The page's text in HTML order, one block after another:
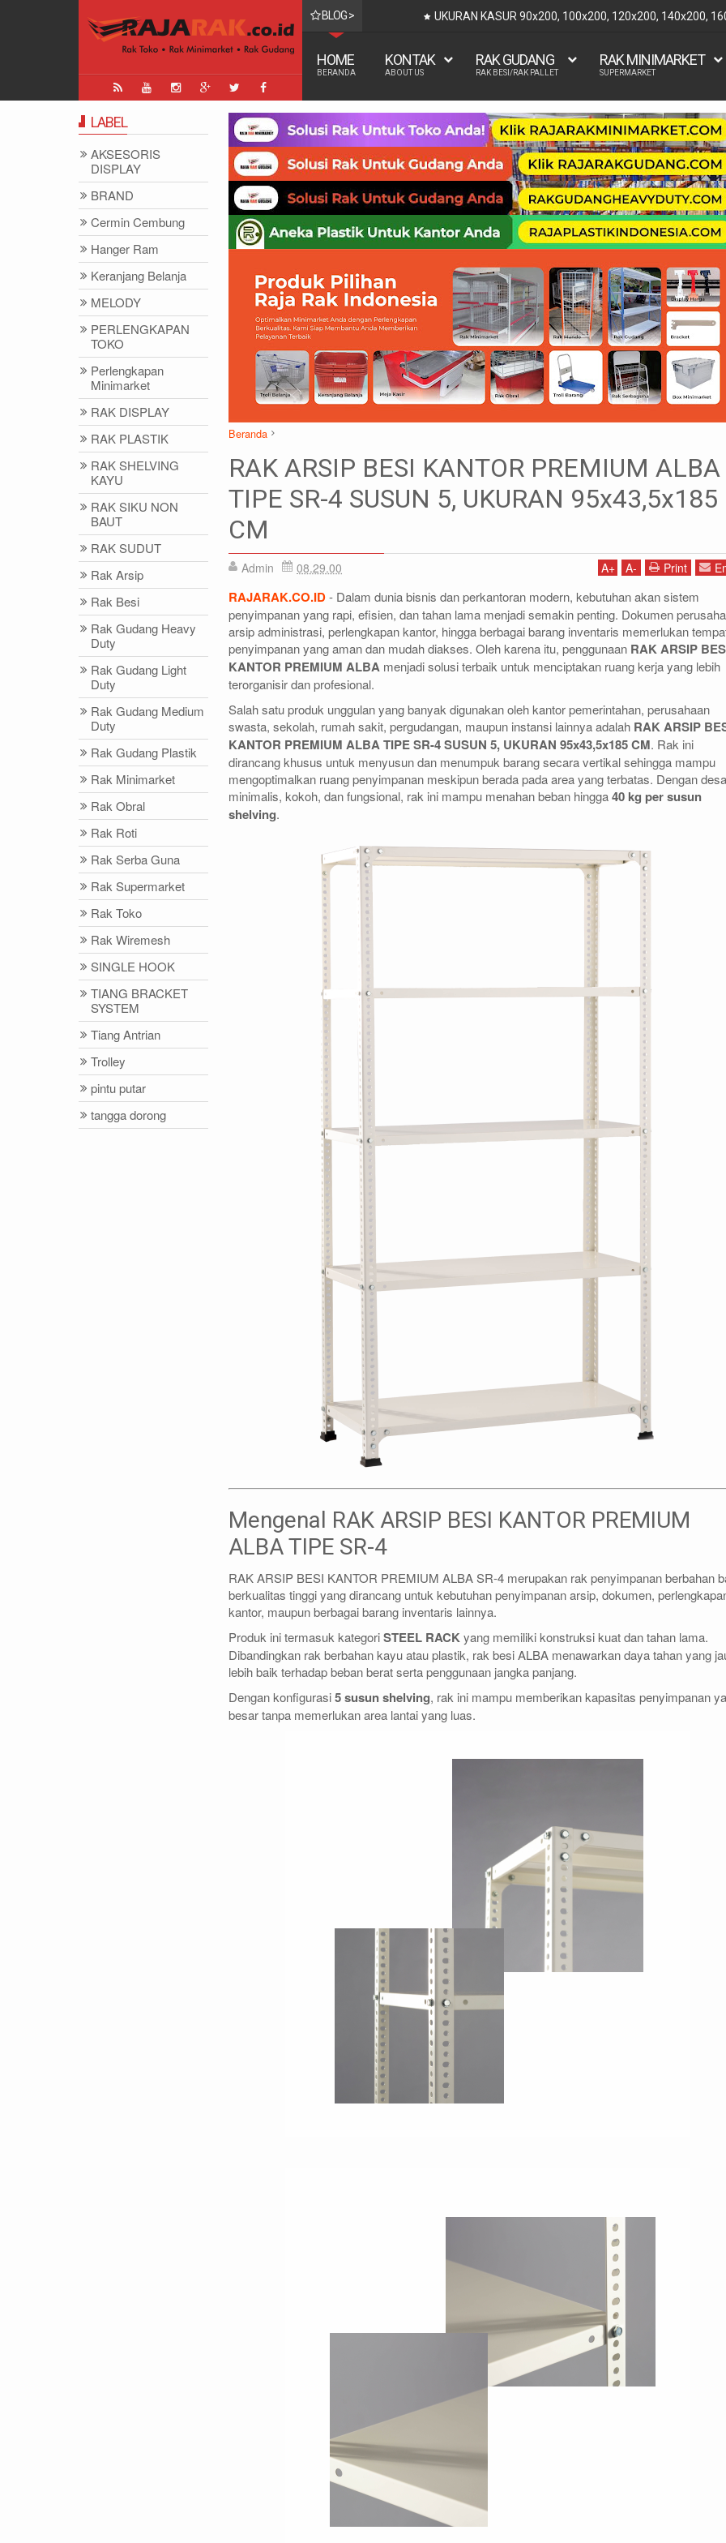
BLOG > UKURAN KASUR 90x200, 100x200, 120x200, 140x200,
HOME
BERANDA
KONTAK
ABOUT US
RAK GUDANG
RAK BESI/RAK PALLET
RAK MINIMARKET
SUPERMARKET
Beranda
Alba
Rak Arsip Rak Besi
Rak Gudang
RAK ARSIP BESI KANTOR PREMIUM ALBA TIPE SR-4 SUSUN 5, UKURAN 95x43,5x185 CM
RAK ARSIP BESI KANTOR PREMIUM ALBA
TIPE SR-4 SUSUN 5, UKURAN 95x43,5x185
CM
Admin 08.29.00 A+ A- Print
RAJARAK.CO.ID- Dalam dunia bisnis dan perkantoran modern, kebutuhan akan sistem
penyimpanan yang rapi, efisien, dan tahan lama menjadi semakin penting. Dokumen
arsip administrasi, perlengkapan kantor, hingga berbagai barang inventaris memerlukan
penyimpanan yang aman dan mudah diakses. Oleh karena itu, penggunaan RAK ARSIP
KANTOR PREMIUM ALBA menjadi solusi terbaik untuk menciptakan ruang kerja yang lebih
terorganisir dan profesional.
Salah satu produk unggulan yang banyak digunakan oleh kantor pemerintahan, perusahaan
swasta, sekolah, rumah sakit, pergudangan, maupun instansi lainnya adalah RAK ARSIP
KANTOR PREMIUM ALBA TIPE SR-4 SUSUN 5, UKURAN 95x43,5x185 CM. Rak ini
dirancang khusus untuk menyusun dan menumpuk barang secara vertikal sehingga mampu
mengoptimalkan ruang penyimpanan meskipun berada pada area yang terbatas. Dengan
minimalis, kokoh, dan fungsional, rak ini mampu menahan beban hingga40 kg per susun
shelving.
Mengenal RAK ARSIP BESI KANTOR PREMIUM
ALBA TIPE SR-4
RAK ARSIP BESI KANTOR PREMIUM ALBA SR-4 merupakan rak penyimpanan berbahan
berkualitas tinggi yang dirancang untuk kebutuhan penyimpanan arsip, dokumen,
kantor, maupun berbagai barang inventaris lainnya.
Produk ini termasuk kategoriSTEEL RACKyang memiliki konstruksi kuat dan tahan lama.
Dibandingkan rak berbahan kayu atau plastik, rak besi ALBA menawarkan daya tahan yang
lebih baik terhadap beban berat serta penggunaan jangka panjang.
Dengan konfigurasi5 susun shelving, rak ini mampu memberikan kapasitas penyimpanan
besar tanpa memerlukan area lantai yang luas.
DIDIN - (021)87786434
0812-8855-1012(WA)
didin@rajarak.co.id
0812-9678-6785 (WA)
0812-8855-1012(WA)
LABEL
AKSESORIS
DISPLAY
BRAND
Cermin Cembung
Hanger Ram
Keranjang Belanja
MELODY
PERLENGKAPAN
TOKO
Perlengkapan
Minimarket
RAK DISPLAY
RAK PLASTIK
RAK SHELVING
KAYU
RAK SIKU NON
BAUT
RAK SUDUT
Rak Arsip
Rak Besi
Rak Gudang Heavy
Duty
Rak Gudang Light
Duty
Rak Gudang Medium
Duty
Rak Gudang Plastik
Rak Minimarket
Rak Obral
Rak Roti
Rak Serba Guna
Rak Supermarket
Rak Toko
Rak Wiremesh
SINGLE HOOK
TIANG BRACKET
SYSTEM
Tiang Antrian
Trolley
pintu putar
tangga dorong